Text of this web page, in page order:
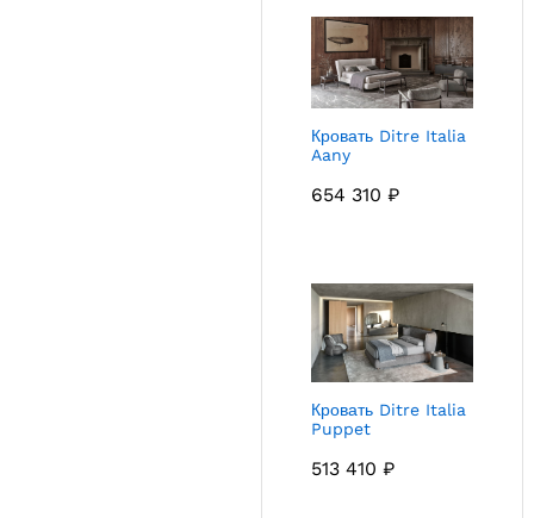
Кровать Ditre Italia
Aany
654 310₽
Кровать Ditre Italia
Puppet
513 410₽